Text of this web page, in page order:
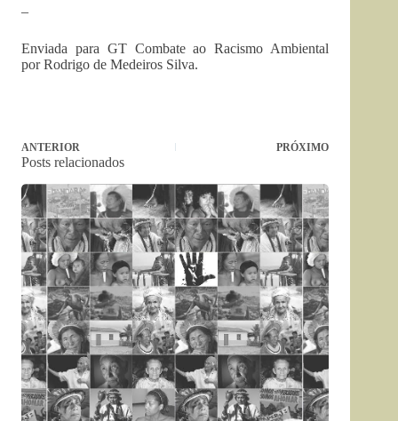
–
Enviada para GT Combate ao Racismo Ambiental
por Rodrigo de Medeiros Silva.
ANTERIOR PRÓXIMO
Posts relacionados